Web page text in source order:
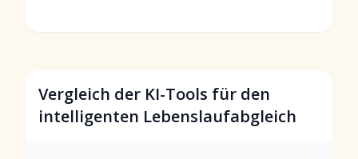
Vergleich der KI-Tools für den
intelligenten Lebenslaufabgleich